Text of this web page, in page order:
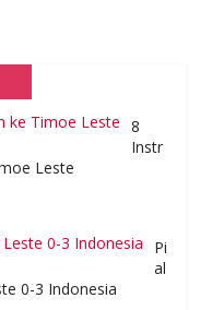
8
Instr
Leste
Pi
al
0-3 Indonesia